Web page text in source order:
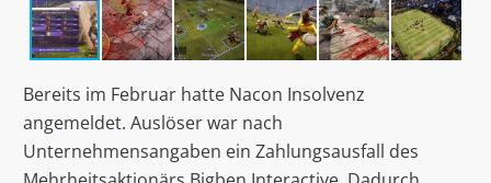
Bereits im Februar hatte Nacon Insolvenz
angemeldet. Auslöser war nach
Unternehmensangaben ein Zahlungsausfall des